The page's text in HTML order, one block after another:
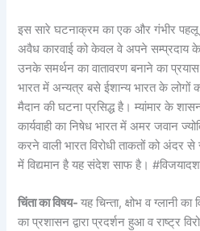
इस सारे घटनाक्रम का एक और गंभीर पहलू
अवैध कारवाई को केवल वे अपने सम्प्रदाय
उनके समर्थन का वातावरण बनाने का
भारत में अन्यत्र बसे ईशान्य भारत के लोगों
मैदान की घटना प्रसिद्ध है। म्यांमार के शासन
कार्यवाही का निषेध भारत में अमर जवान
करने वाली भारत विरोधी ताकतों को अंदर
में विद्यमान है यह संदेश साफ है।
चिंता का विषय-यह चिन्ता, क्षोभ व ग्लानी
का प्रशासन द्वारा प्रदर्शन हुआ व राष्ट्र